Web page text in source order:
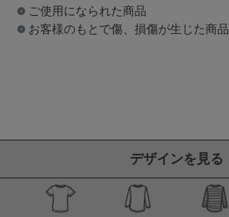
ご使用になられた商品
お客様のもとで傷、損傷が生じた商品
デザインを見る